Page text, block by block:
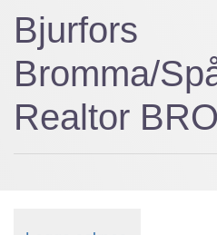
Bjurfors
Bromma/
Realtor